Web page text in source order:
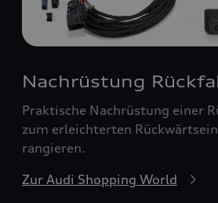
Nachrüstung
Praktische Nachrüstung einer
zum erleichterten
rangieren.
Zur Audi Shopping World